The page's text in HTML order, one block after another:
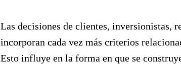
Las decisiones de clientes, inversionistas,
incorporan cada vez más criterios
Esto influye en la forma en que se